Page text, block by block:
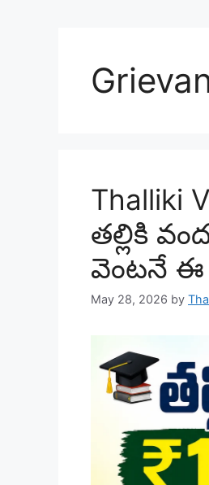
Thalliki
తల్లికి
వెంటనే ఈ
May 28, 2026 by